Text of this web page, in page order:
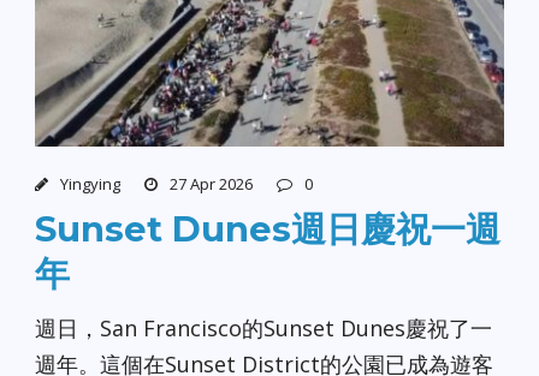
Yingying 27 Apr 2026 0
Sunset Dunes週日慶祝一週
年
週日，San Francisco的Sunset Dunes慶祝了一
週年。這個在Sunset District的公園已成為遊客